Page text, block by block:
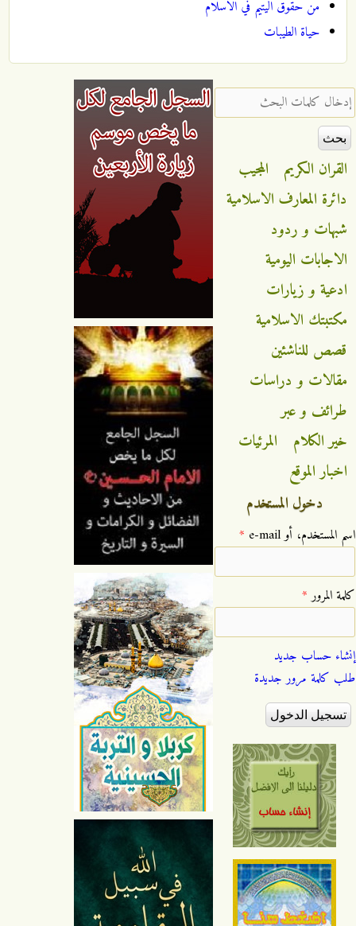
من حقوق اليتيم في الاسلام
حياة الطيبات
‏إدخال كلمات البحث ‏
القران الكريم
المجيب
دائرة المعارف الاسلامية
شبهات و ردود
الاجابات اليومية
ادعية و زيارات
مكتبتك الاسلامية
قصص للناشئين
مقالات و دراسات
طرائف و عبر
خير الكلام
المرئيات
اخبار الموقع
دخول المستخدم
‏اسم المستخدم، أو e-mail ‏ *
‏كلمة المرور ‏*
إنشاء حساب جديد
طلب كلمة مرور جديدة